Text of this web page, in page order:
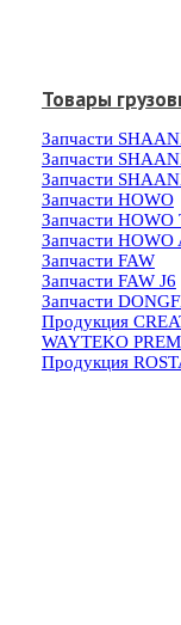
Товары
Запчасти
Запчасти
Запчасти
Запчасти HOWO
Запчасти HOWO
Запчасти HOWO
Запчасти FAW
Запчасти FAW J6
Запчасти
Продукция
WAYTEKO
Продукция